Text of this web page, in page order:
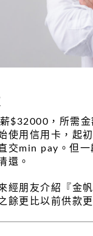
$32000，所需金
使用信用卡，起
交min pay。但
還。
經朋友介紹『金
餘更比以前供款更